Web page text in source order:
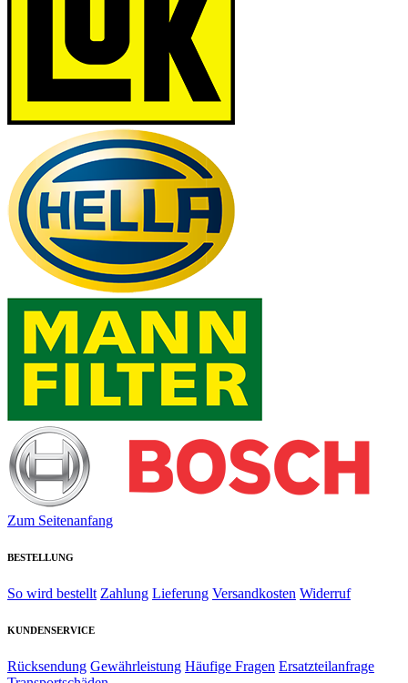
Zum Seitenanfang
BESTELLUNG
So wird bestellt Zahlung Lieferung Versandkosten Widerruf
KUNDENSERVICE
Rücksendung Gewährleistung Häufige Fragen Ersatzteilanfrage